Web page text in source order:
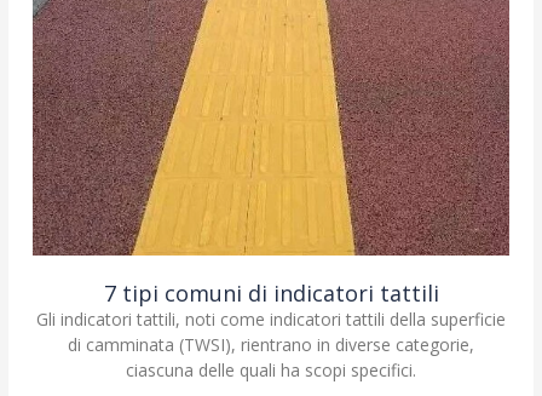
7 tipi comuni di indicatori tattili
Gli indicatori tattili, noti come indicatori tattili della superficie
di camminata (TWSI), rientrano in diverse categorie,
ciascuna delle quali ha scopi specifici.